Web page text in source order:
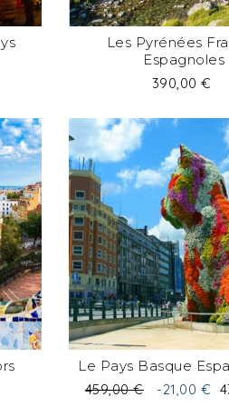
Les Pyrénées
Espagnoles
Prix
390,00 €
Le Pays Basque
Prix
459,00 € -21,00 €